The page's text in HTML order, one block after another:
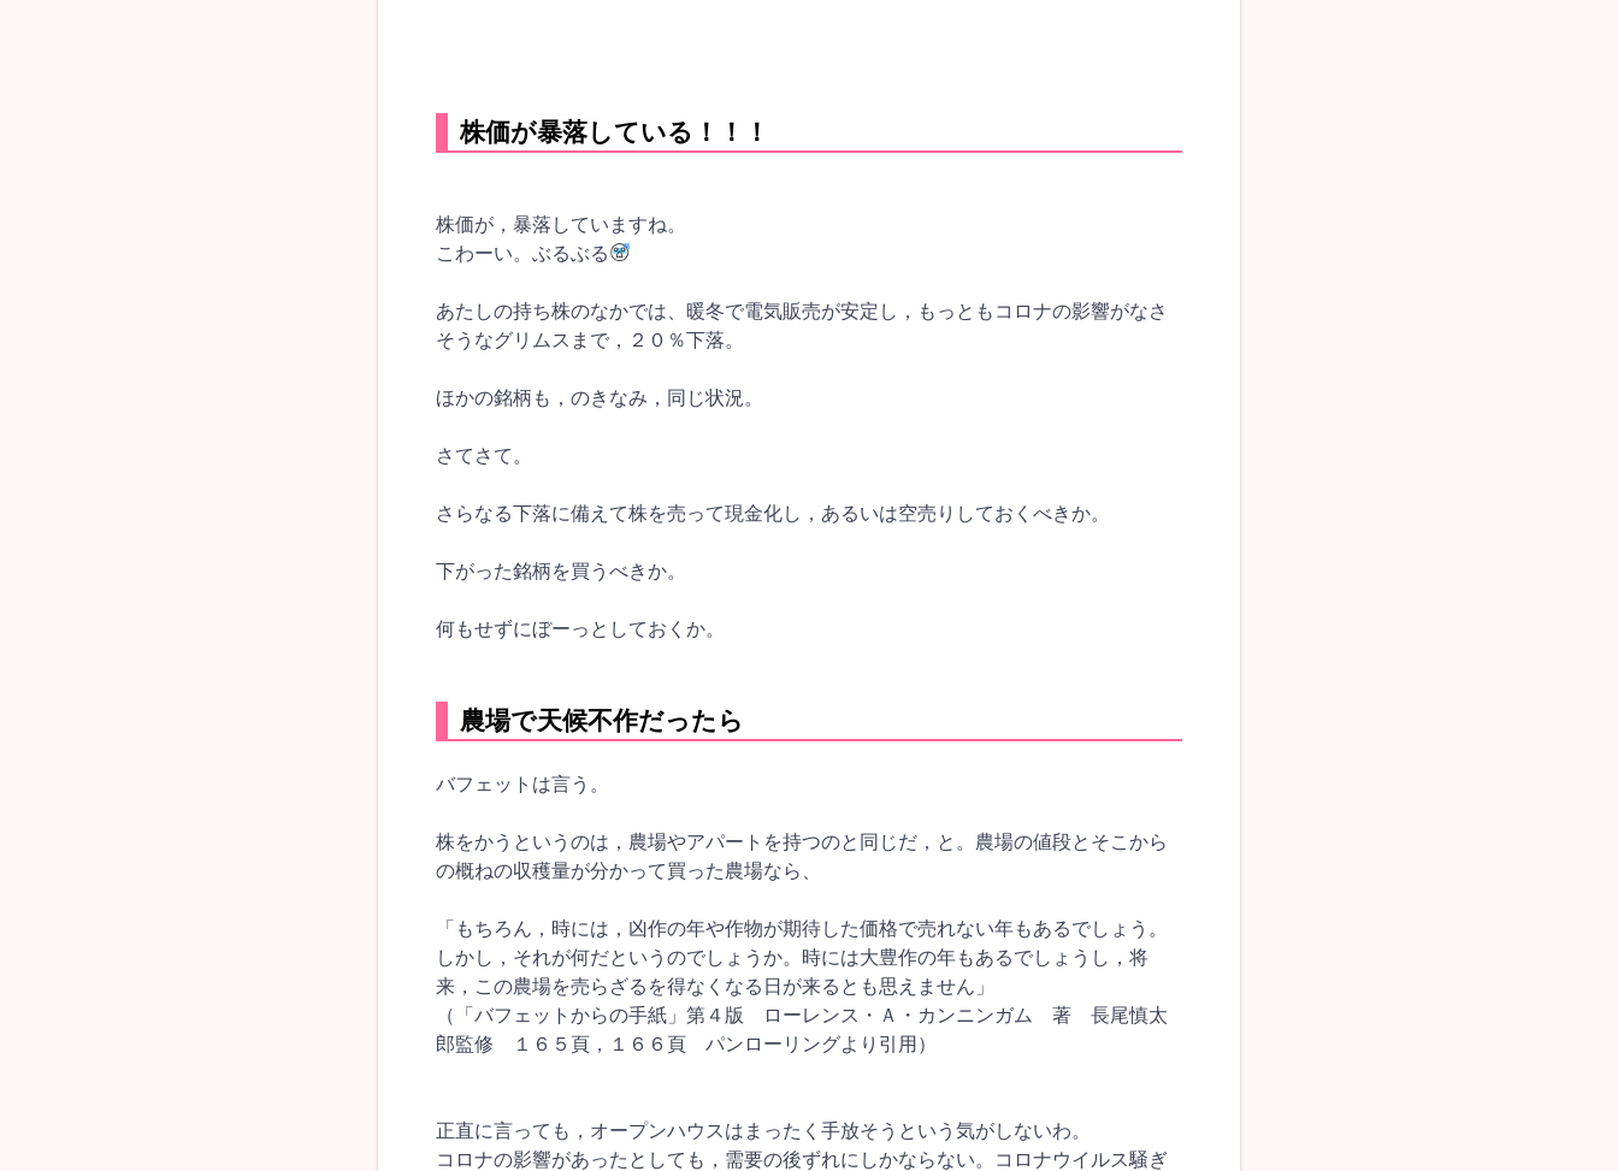
株価が暴落している！！！
株価が，暴落していますね。
こわーい。ぶるぶる
あたしの持ち株のなかでは、暖冬で電気販売が安定し，もっともコロナの影響がなさ
そうなグリムスまで，２０％下落。
ほかの銘柄も，のきなみ，同じ状況。
さてさて。
さらなる下落に備えて株を売って現金化し，あるいは空売りしておくべきか。
下がった銘柄を買うべきか。
何もせずにぼーっとしておくか。
農場で天候不作だったら
バフェットは言う。
株をかうというのは，農場やアパートを持つのと同じだ，と。農場の値段とそこから
の概ねの収穫量が分かって買った農場なら、
「もちろん，時には，凶作の年や作物が期待した価格で売れない年もあるでしょう。
しかし，それが何だというのでしょうか。時には大豊作の年もあるでしょうし，将
来，この農場を売らざるを得なくなる日が来るとも思えません」
（「バフェットからの手紙」第４版 ローレンス・Ａ・カンニンガム 著 長尾慎太
郎監修 １６５頁，１６６頁 パンローリングより引用）
正直に言っても，オープンハウスはまったく手放そうという気がしないわ。
コロナの影響があったとしても，需要の後ずれにしかならない。コロナウイルス騒ぎ